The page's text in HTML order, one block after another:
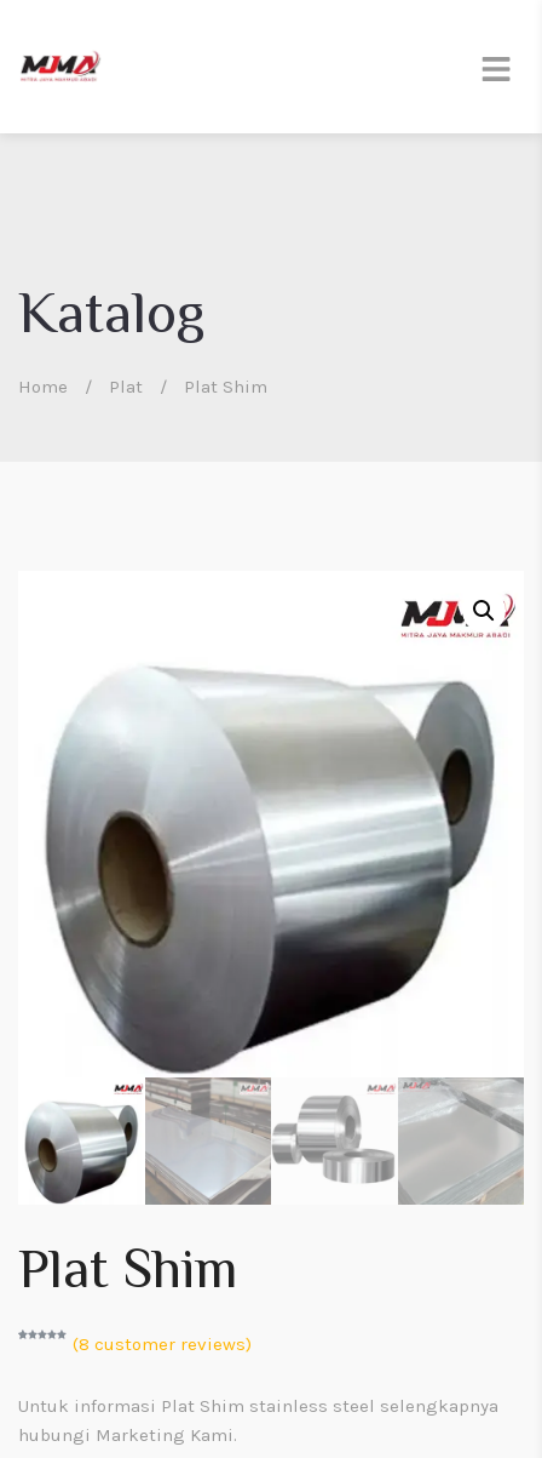
Katalog
Home / Plat / Plat Shim
Plat Shim
(8 customer reviews)
Untuk informasi Plat Shim stainless steel selengkapnya
hubungi Marketing Kami.